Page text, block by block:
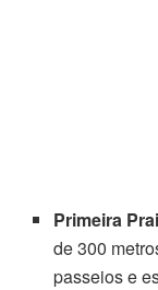
Primeira
de 300
passeios e